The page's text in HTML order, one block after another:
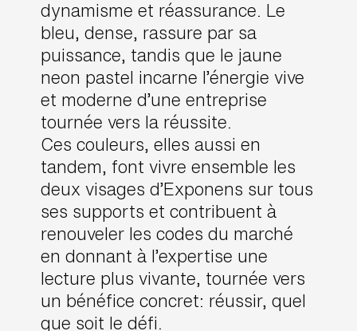
dynamisme et réassurance. Le
bleu, dense, rassure par sa
puissance, tandis que le jaune
neon pastel incarne l’énergie vive
et moderne d’une entreprise
tournée vers la réussite.
Ces couleurs, elles aussi en
tandem, font vivre ensemble les
deux visages d’Exponens sur tous
ses supports et contribuent à
renouveler les codes du marché
en donnant à l’expertise une
lecture plus vivante, tournée vers
un bénéfice concret: réussir, quel
que soit le défi.